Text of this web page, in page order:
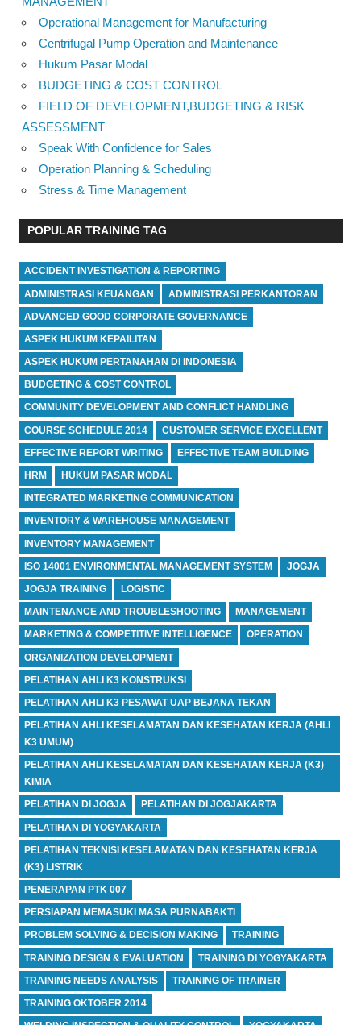
Operational Management for Manufacturing
Centrifugal Pump Operation and Maintenance
Hukum Pasar Modal
BUDGETING & COST CONTROL
FIELD OF DEVELOPMENT,BUDGETING & RISK
ASSESSMENT
Speak With Confidence for Sales
Operation Planning & Scheduling
Stress & Time Management
POPULAR TRAINING TAG
ACCIDENT INVESTIGATION & REPORTING
ADMINISTRASI KEUANGAN ADMINISTRASI PERKANTORAN
ADVANCED GOOD CORPORATE GOVERNANCE
ASPEK HUKUM KEPAILITAN
ASPEK HUKUM PERTANAHAN DI INDONESIA
BUDGETING & COST CONTROL
COMMUNITY DEVELOPMENT AND CONFLICT HANDLING
COURSE SCHEDULE 2014 CUSTOMER SERVICE EXCELLENT
EFFECTIVE REPORT WRITING EFFECTIVE TEAM BUILDING
HRM HUKUM PASAR MODAL
INTEGRATED MARKETING COMMUNICATION
INVENTORY & WAREHOUSE MANAGEMENT
INVENTORY MANAGEMENT
ISO 14001 ENVIRONMENTAL MANAGEMENT SYSTEM JOGJA
JOGJA TRAINING LOGISTIC
MAINTENANCE AND TROUBLESHOOTING MANAGEMENT
MARKETING & COMPETITIVE INTELLIGENCE OPERATION
ORGANIZATION DEVELOPMENT
PELATIHAN AHLI K3 KONSTRUKSI
PELATIHAN AHLI K3 PESAWAT UAP BEJANA TEKAN
PELATIHAN AHLI KESELAMATAN DAN KESEHATAN KERJA (AHLI
K3 UMUM)
PELATIHAN AHLI KESELAMATAN DAN KESEHATAN KERJA (K3)
KIMIA
PELATIHAN DI JOGJA PELATIHAN DI JOGJAKARTA
PELATIHAN DI YOGYAKARTA
PELATIHAN TEKNISI KESELAMATAN DAN KESEHATAN KERJA
(K3) LISTRIK
PENERAPAN PTK 007
PERSIAPAN MEMASUKI MASA PURNABAKTI
PROBLEM SOLVING & DECISION MAKING TRAINING
TRAINING DESIGN & EVALUATION TRAINING DI YOGYAKARTA
TRAINING NEEDS ANALYSIS TRAINING OF TRAINER
TRAINING OKTOBER 2014